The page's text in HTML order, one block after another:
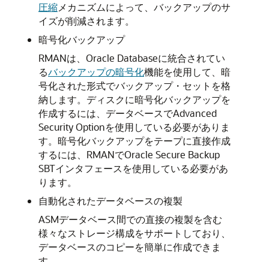
圧縮メカニズムによって、バックアップのサ
イズが削減されます。
暗号化バックアップ
RMANは、Oracle Databaseに統合されてい
るバックアップの暗号化機能を使用して、暗
号化された形式でバックアップ・セットを格
納します。ディスクに暗号化バックアップを
作成するには、データベースでAdvanced
Security Optionを使用している必要がありま
す。暗号化バックアップをテープに直接作成
するには、RMANでOracle Secure Backup
SBTインタフェースを使用している必要があ
ります。
自動化されたデータベースの複製
ASMデータベース間での直接の複製を含む
様々なストレージ構成をサポートしており、
データベースのコピーを簡単に作成できま